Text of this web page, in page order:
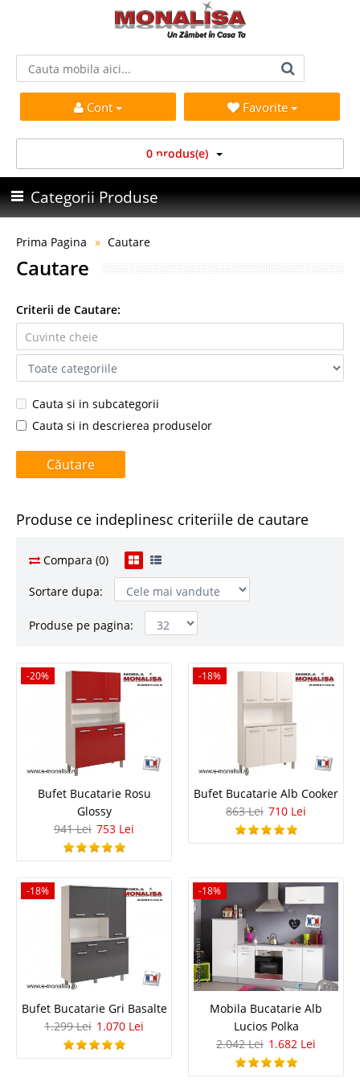
Cont Favorite
0 produs(e)
Categorii Produse
Prima Pagina Cautare
Cautare
Criterii de Cautare:
Cauta si in subcategorii
Cauta si in descrierea produselor
Produse ce indeplinesc criteriile de cautare
Compara (0)
Sortare dupa:
Produse pe pagina:
-20%
Bufet Bucatarie Rosu Glossy
Bufet Bucatarie Rosu Lucios Glossy Atunci cand mobilam bucataria unei
garsoniere, o bucatarie mica la bloc sau chicineta unei firme apare
necesitatea achizitionarii unui bufet ieftin micut ca dimensiuni dar foarte
941 Lei
753 Lei
Stoc Epuizat - Indisponibil
Adauga la Favorite
-18%
-20%
Bufet Bucatarie Rosu
Glossy
941 Lei 753 Lei
-18%
Bufet Bucatarie Alb Cooker
863 Lei 710 Lei
-18%
Bufet Bucatarie Gri Basalte
1.299 Lei 1.070 Lei
-18%
Mobila Bucatarie Alb
Lucios Polka
2.042 Lei 1.682 Lei